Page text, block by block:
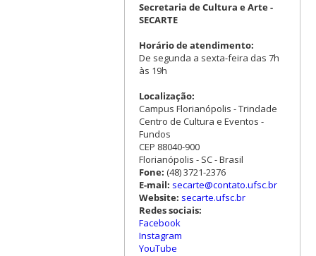
Secretaria de Cultura e Arte -
SECARTE
Horário de atendimento:
De segunda a sexta-feira das 7h
às 19h
Localização:
Campus Florianópolis - Trindade
Centro de Cultura e Eventos -
Fundos
CEP 88040-900
Florianópolis - SC - Brasil
Fone: (48) 3721-2376
E-mail: secarte@contato.ufsc.br
Website: secarte.ufsc.br
Redes sociais:
Facebook
Instagram
YouTube